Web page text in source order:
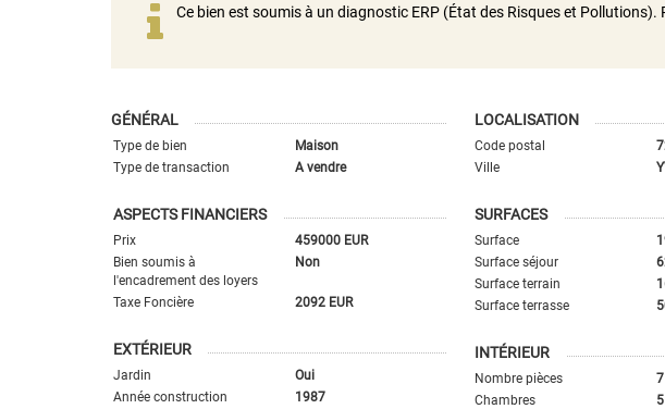
Ce bien est soumis à un diagnostic ERP (État des Risques et
GÉNÉRAL
Type de bien
Maison
Type de transaction
A vendre
LOCALISATION
Code postal
Ville
ASPECTS FINANCIERS
Prix
459000 EUR
Bien soumis à
l'encadrement des loyers
Non
Taxe Foncière 2092 EUR
SURFACES
Surface
Surface séjour
Surface terrain
Surface terrasse
EXTÉRIEUR
Jardin
Oui
Année construction
1987
INTÉRIEUR
Nombre pièces
7
Chambres
5